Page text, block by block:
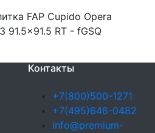
FAP Cupido Opera
91.5x91.5 RT - fGSQ
Контакты
+7(800)500-1271
+7(495)646-0482
info@premium-